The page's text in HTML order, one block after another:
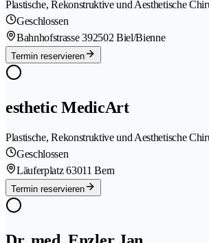
Plastische, Rekonstruktive und Aesthetische
Geschlossen
Bahnhofstrasse 392502 Biel/Bienne
Termin reservieren
esthetic MedicArt
Plastische, Rekonstruktive und Aesthetische
Geschlossen
Läuferplatz 63011 Bern
Termin reservieren